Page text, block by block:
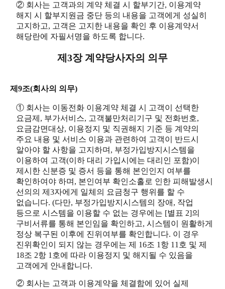
② 회사는 고객과의 계약 체결 시 할부기간, 이용계약
해지 시 할부지원금 중단 등의 내용을 고객에게 성실히
고지하고, 고객은 고지한 내용을 확인 후 이용계약서
해당란에 자필서명을 하도록 합니다.
제3장 계약당사자의 의무
제9조(회사의 의무)
① 회사는 이동전화 이용계약 체결 시 고객이 선택한
요금제, 부가서비스, 고객불만처리기구 및 전화번호,
요금감면대상, 이용정지 및 직권해지 기준 등 계약의
주요 내용 및 서비스 이용과 관련하여 고객이 반드시
알아야 할 사항을 고지하며, 부정가입방지시스템을
이용하여 고객(이하 대리 가입시에는 대리인 포함)이
제시한 신분증 및 증서 등을 통해 본인인지 여부를
확인하여야 하며, 본인여부 확인소홀로 인한 피해발생시
선의의 제3자에게 일체의 요금청구 행위를 할 수
없습니다. (다만, 부정가입방지시스템의 장애, 작업
등으로 시스템을 이용할 수 없는 경우에는 [별표 2]의
구비서류를 통해 본인임을 확인하고, 시스템이 원활하게
정상 복구된 이후에 진위여부를 확인합니다. 이 경우
진위확인이 되지 않는 경우에는 제 16조 1항 11호 및 제
18조 2항 1호에 따라 이용정지 및 해지될 수 있음을
고객에게 안내합니다.
② 회사는 고객과 이용계약을 체결함에 있어 실제